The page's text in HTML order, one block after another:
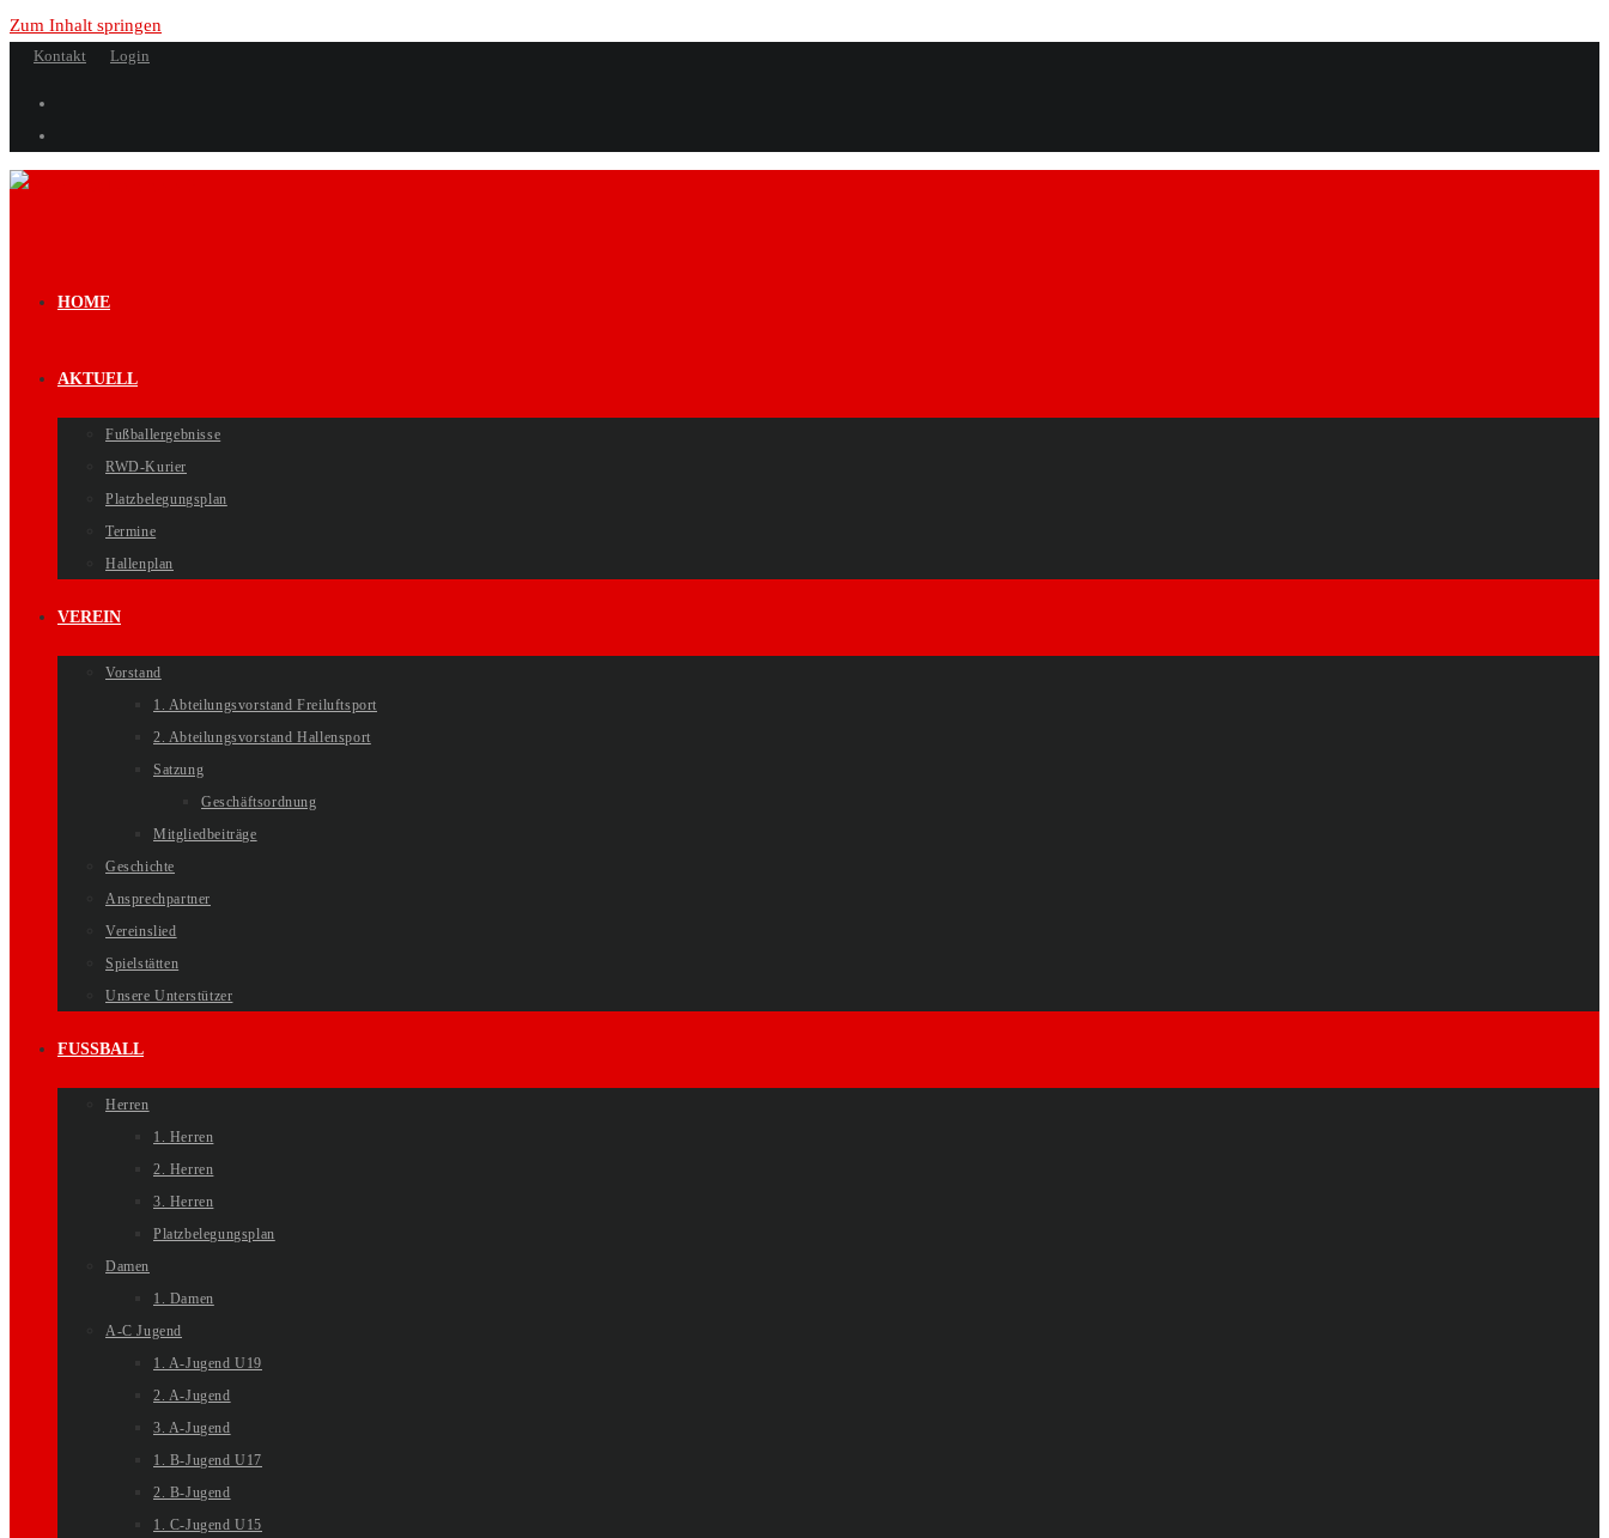
Zum Inhalt springen
Kontakt Login
HOME
AKTUELL
Fußballergebnisse
RWD-Kurier
Platzbelegungsplan
Termine
Hallenplan
VEREIN
Vorstand
1. Abteilungsvorstand Freiluftsport
2. Abteilungsvorstand Hallensport
Satzung
Geschäftsordnung
Mitgliedbeiträge
Geschichte
Ansprechpartner
Vereinslied
Spielstätten
Unsere Unterstützer
FUSSBALL
Herren
1. Herren
2. Herren
3. Herren
Platzbelegungsplan
Damen
1. Damen
A-C Jugend
1. A-Jugend U19
2. A-Jugend
3. A-Jugend
1. B-Jugend U17
2. B-Jugend
1. C-Jugend U15